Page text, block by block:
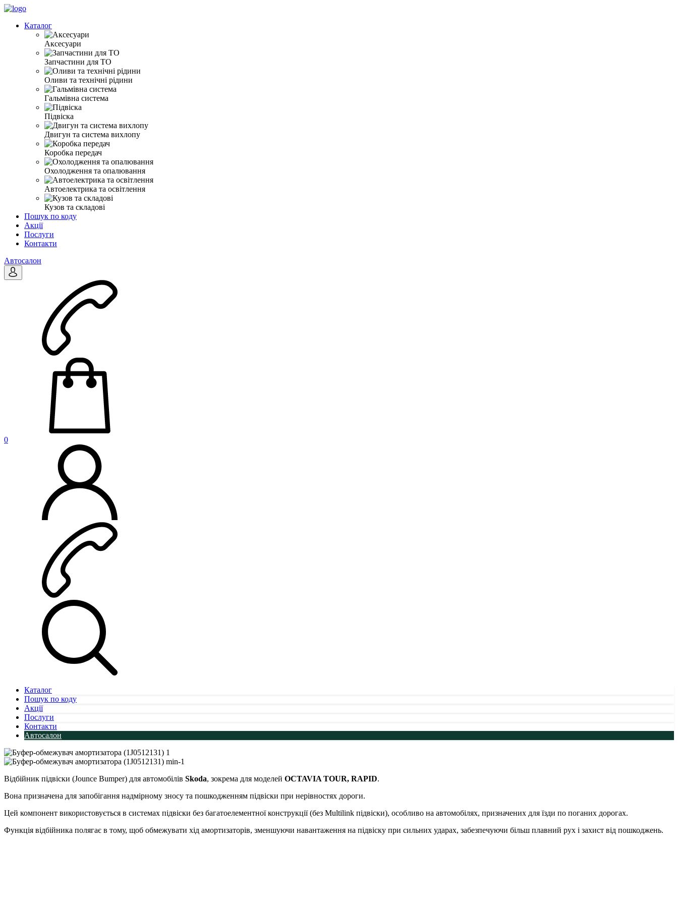
Каталог
Аксесуари
Запчастини для ТО
Оливи та технічні рідини
Гальмівна система
Підвіска
Двигун та система вихлопу
Коробка передач
Охолодження та опалювання
Автоелектрика та освітлення
Кузов та складові
Пошук по коду
Акції
Послуги
Контакти
Автосалон
0
Каталог
Пошук по коду
Акції
Послуги
Контакти
Автосалон
Відбійник підвіски (Jounce Bumper) для автомобілів Skoda, зокрема для моделей OCTAVIA TOUR, RAPID.
Вона призначена для запобігання надмірному зносу та пошкодженням підвіски при нерівностях дороги.
Цей компонент використовується в системах підвіски без багатоелементної конструкції (без Multilink підвіски), особливо на автомобілях, призначених для їзди по поганих дорогах.
Функція відбійника полягає в тому, щоб обмежувати хід амортизаторів, зменшуючи навантаження на підвіску при сильних ударах, забезпечуючи більш плавний рух і захист від пошкоджень.